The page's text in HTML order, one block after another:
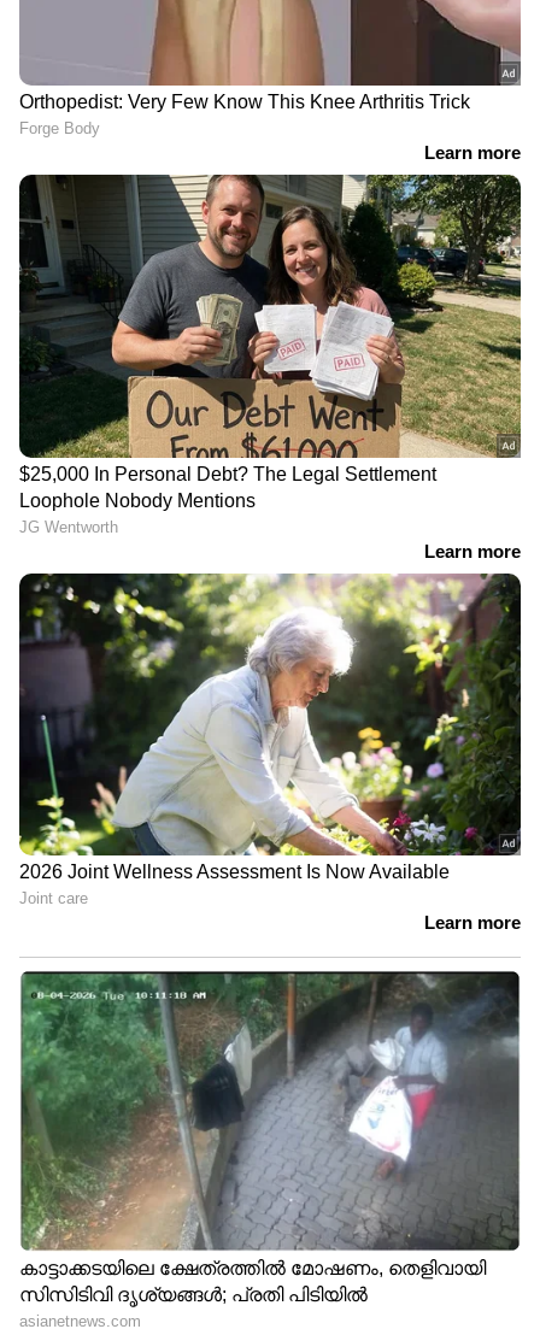
LATEST VIDEOS
സിനിമകളിൽ നിന്ന്Malayalam OTT Release
വരെ,Bigg Boss Malayalam Season 7
Exclusive
Interviewവരെ — എല്ലാEntertainment
News
ഒരൊറ്റ ക്ലിക്കിൽ. ഏറ്റവും പുതിയ
Movie Release
,Malayalam Movie Review,
Box Office Collection— എല്ലാം ഇപ്പോൾ
നിങ്ങളുടെ മുന്നിൽ. എപ്പോഴും എവിടെയും
എന്റർടൈൻമെന്റിന്റെ താളത്തിൽ ചേരാൻ
ഏഷ്യാനെറ്റ് ന്യൂസ് മലയാളം വാർത്തകൾ
ABOUT THE AUTHOR
WD Web Desk
Follow Us